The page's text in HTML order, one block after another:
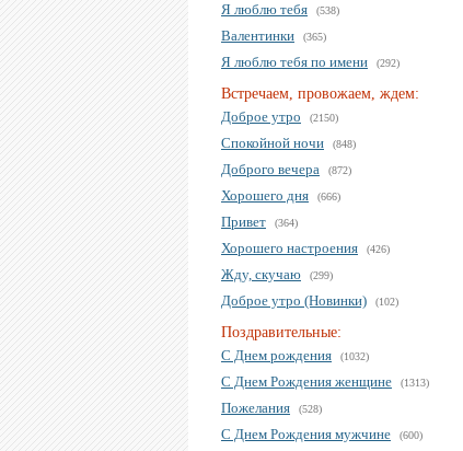
Я люблю тебя (538)
Валентинки (365)
Я люблю тебя по имени (292)
Встречаем, провожаем, ждем:
Доброе утро
(2150)
Спокойной ночи (848)
Доброго вечера (872)
Хорошего дня (666)
Привет (364)
Хорошего настроения (426)
Жду, скучаю (299)
Доброе утро (Новинки) (102)
Поздравительные:
С Днем рождения
(1032)
С Днем Рождения женщине (1313)
Пожелания (528)
С Днем Рождения мужчине (600)